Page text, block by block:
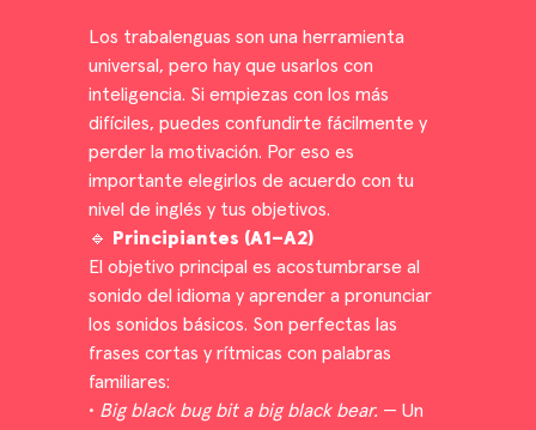
Los trabalenguas son una herramienta
universal, pero hay que usarlos con
inteligencia. Si empiezas con los más
difíciles, puedes confundirte fácilmente y
perder la motivación. Por eso es
importante elegirlos de acuerdo con tu
nivel de inglés y tus objetivos.
🔹 Principiantes (A1–A2)
El objetivo principal es acostumbrarse al
sonido del idioma y aprender a pronunciar
los sonidos básicos. Son perfectas las
frases cortas y rítmicas con palabras
familiares:
• Big black bug bit a big black bear. — Un